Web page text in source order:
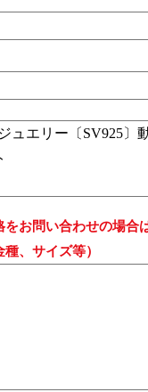
お問い合わせの場合
、サイズ等）